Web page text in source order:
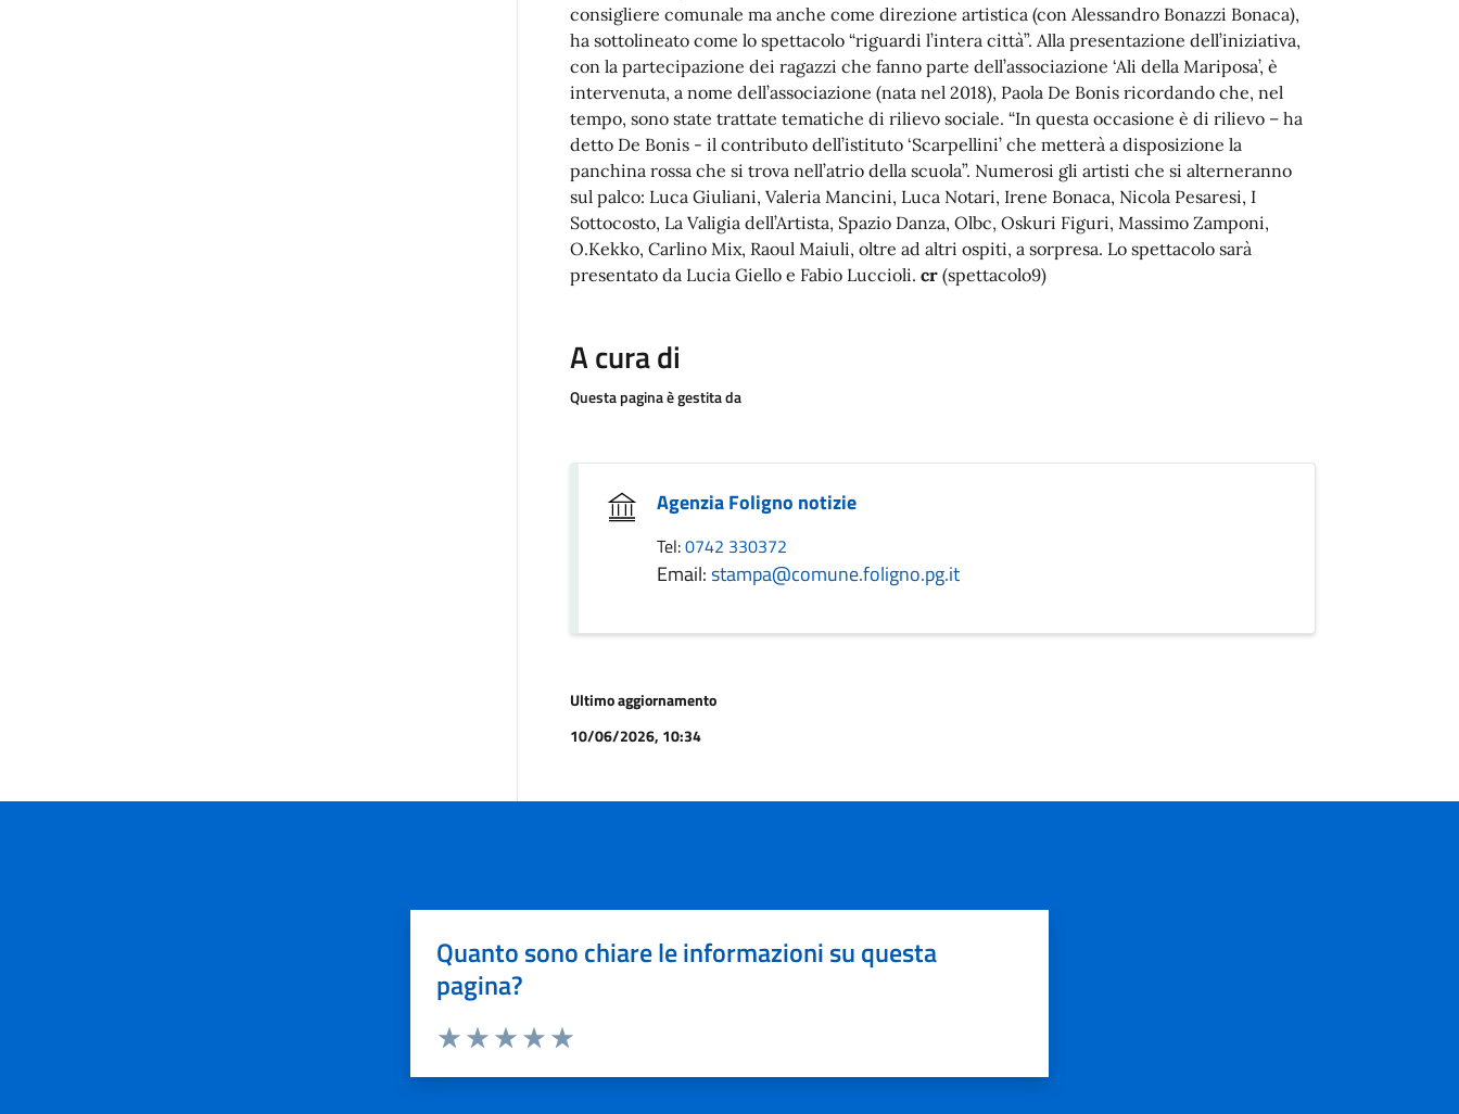
consigliere comunale ma anche come direzione artistica (con Alessandro Bonazzi Bonaca),
ha sottolineato come lo spettacolo “riguardi l’intera città”. Alla presentazione dell’iniziativa,
con la partecipazione dei ragazzi che fanno parte dell’associazione ‘Ali della Mariposa’, è
intervenuta, a nome dell’associazione (nata nel 2018), Paola De Bonis ricordando che, nel
tempo, sono state trattate tematiche di rilievo sociale. “In questa occasione è di rilievo – ha
detto De Bonis - il contributo dell’istituto ‘Scarpellini’ che metterà a disposizione la
panchina rossa che si trova nell’atrio della scuola”. Numerosi gli artisti che si alterneranno
sul palco: Luca Giuliani, Valeria Mancini, Luca Notari, Irene Bonaca, Nicola Pesaresi, I
Sottocosto, La Valigia dell’Artista, Spazio Danza, Olbc, Oskuri Figuri, Massimo Zamponi,
O.Kekko, Carlino Mix, Raoul Maiuli, oltre ad altri ospiti, a sorpresa. Lo spettacolo sarà
presentato da Lucia Giello e Fabio Luccioli. cr (spettacolo9)
A cura di
Questa pagina è gestita da
Agenzia Foligno notizie
Tel:0742 330372
Email:stampa@comune.foligno.pg.it
Ultimo aggiornamento
10/06/2026, 10:34
Quanto sono chiare le informazioni su questa
pagina?